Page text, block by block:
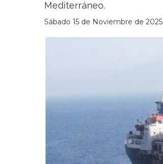
Mediterráneo.
Sábado 15 de Noviembre de 2025